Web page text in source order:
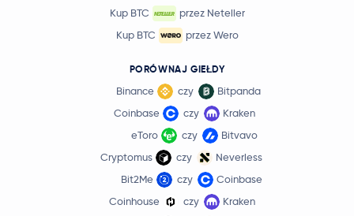
Kup BTC
przez Neteller
Kup BTC
przez Wero
PORÓWNAJ GIEŁDY
Binance czy
Bitpanda
Coinbase
czy
Kraken
eToro
czy
Bitvavo
Cryptomus
czy
Neverless
Bit2Me
czy
Coinbase
Coinhouse
czy
Kraken